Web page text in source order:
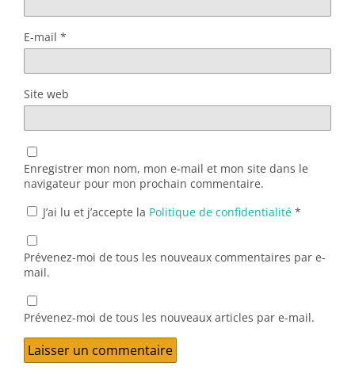
E-mail *
Site web
Enregistrer mon nom, mon e-mail et mon site dans le
navigateur pour mon prochain commentaire.
J’ai lu et j’accepte la Politique de confidentialité *
Prévenez-moi de tous les nouveaux commentaires par e-
mail.
Prévenez-moi de tous les nouveaux articles par e-mail.